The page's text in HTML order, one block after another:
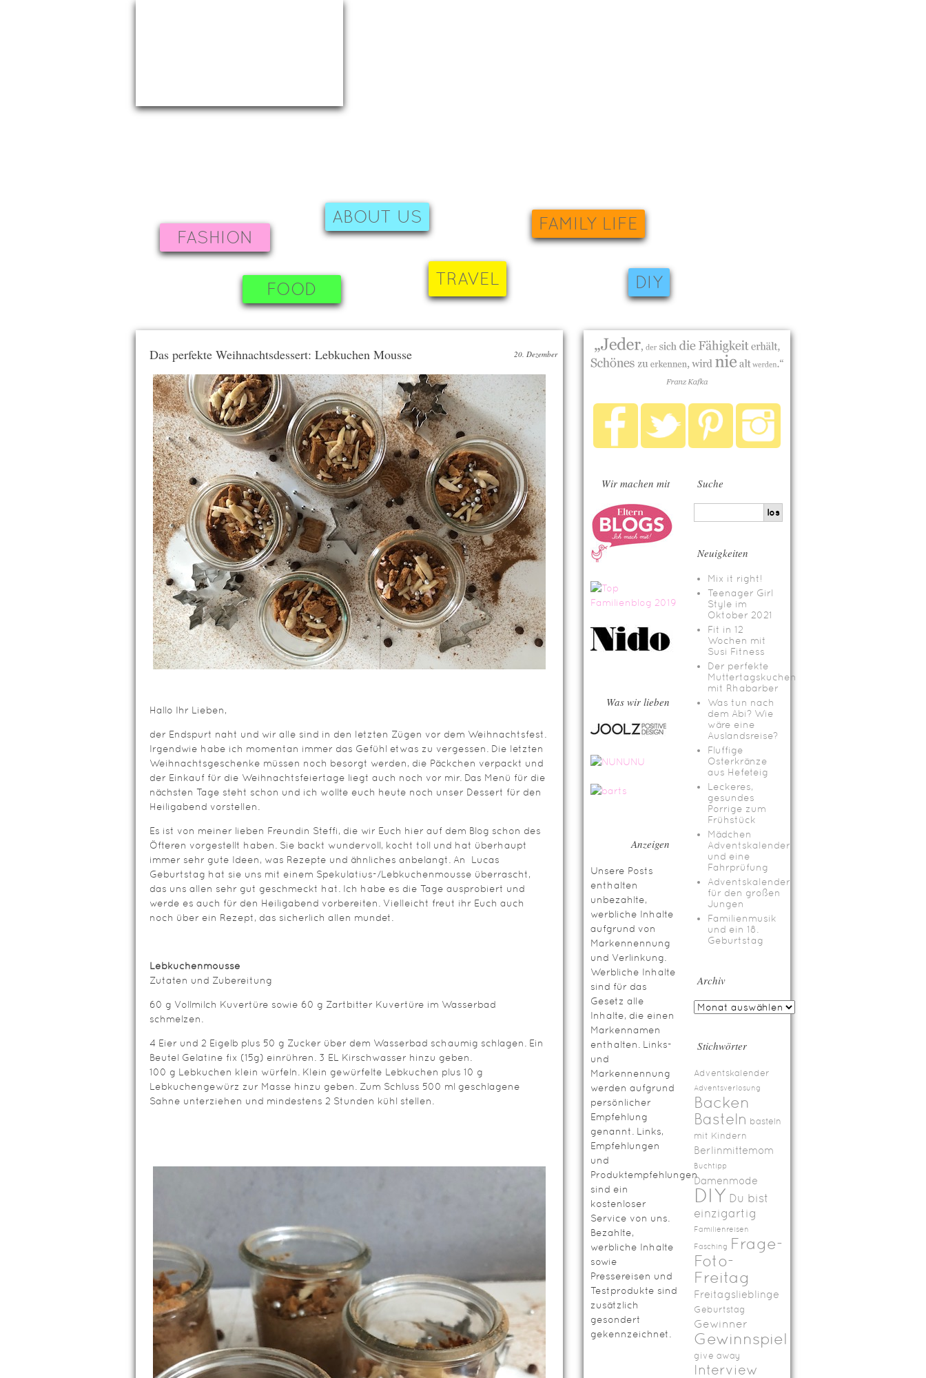
FASHION
FOOD
TRAVEL DIY
ABOUT US FAMILY LIFE
Das perfekte Weihnachtsdessert: Lebkuchen Mousse 20. Dezember
Hallo Ihr Lieben,
der Endspurt naht und wir alle sind in den letzten Zügen vor dem Weihnachtsfest.
Irgendwie habe ich momentan immer das Gefühl etwas zu vergessen. Die letzten
Weihnachtsgeschenke müssen noch besorgt werden, die Päckchen verpackt und
der Einkauf für die Weihnachtsfeiertage liegt auch noch vor mir. Das Menü für die
nächsten Tage steht schon und ich wollte euch heute noch unser Dessert für den
Heiligabend vorstellen.
Es ist von meiner lieben Freundin Steffi, die wir Euch hier auf dem Blog schon des
Öfteren vorgestellt haben. Sie backt wundervoll, kocht toll und hat überhaupt
immer sehr gute Ideen, was Rezepte und ähnliches anbelangt. An Lucas
Geburtstag hat sie uns mit einem Spekulatius-/Lebkuchenmousse überrascht,
das uns allen sehr gut geschmeckt hat. Ich habe es die Tage ausprobiert und
werde es auch für den Heiligabend vorbereiten. Vielleicht freut ihr Euch auch
noch über ein Rezept, das sicherlich allen mundet.
Lebkuchenmousse
Zutaten und Zubereitung
60 g Vollmilch Kuvertüre sowie 60 g Zartbitter Kuvertüre im Wasserbad
schmelzen.
4 Eier und 2 Eigelb plus 50 g Zucker über dem Wasserbad schaumig schlagen. Ein
Beutel Gelatine fix (15g) einrühren. 3 EL Kirschwasser hinzu geben.
100 g Lebkuchen klein würfeln. Klein gewürfelte Lebkuchen plus 10 g
Lebkuchengewürz zur Masse hinzu geben. Zum Schluss 500 ml geschlagene
Sahne unterziehen und mindestens 2 Stunden kühl stellen.
Wir machen mit
Was wir lieben
Anzeigen
Unsere Posts
enthalten
unbezahlte,
werbliche Inhalte
aufgrund von
Markennennung
und Verlinkung.
Werbliche Inhalte
sind für das
Gesetz alle
Inhalte, die einen
Markennamen
enthalten. Links-
und
Markennennung
werden aufgrund
persönlicher
Empfehlung
genannt. Links,
Empfehlungen
und
Produktempfehlungen
sind ein
kostenloser
Service von uns.
Bezahlte,
werbliche Inhalte
sowie
Pressereisen und
Testprodukte sind
zusätzlich
gesondert
gekennzeichnet.
Suche
Neuigkeiten
Mix it right!
Teenager Girl
Style im
Oktober 2021
Fit in 12
Wochen mit
Susi Fitness
Der perfekte
Muttertagskuchen
mit Rhabarber
Was tun nach
dem Abi? Wie
wäre eine
Auslandsreise?
Fluffige
Osterkränze
aus Hefeteig
Leckeres,
gesundes
Porrige zum
Frühstück
Mädchen
Adventskalender
und eine
Fahrprüfung
Adventskalender
für den großen
Jungen
Familienmusik
und ein 18.
Geburtstag
Archiv
Stichwörter
Adventskalender
Adventsverlosung
Backen
Basteln basteln
mit Kindern
Berlinmittemom
Buchtipp
Damenmode
DIY Du bist
einzigartig
Familienreisen
Fasching Frage-
Foto-
Freitag
Freitagslieblinge
Geburtstag
Gewinner
Gewinnspiel
give away
Interview